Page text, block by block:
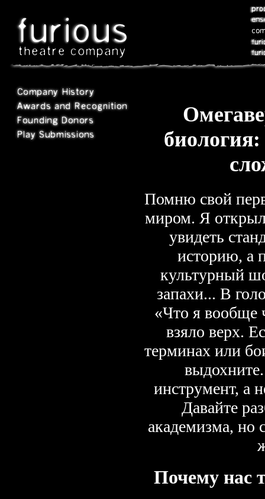
Помню свой
миром. Я
увидеть
историю, а
культурный
запахи... В
«Что я вообще
взяло верх.
терминах или
инструмент, а
Давайте
академизма, но
Почему нас